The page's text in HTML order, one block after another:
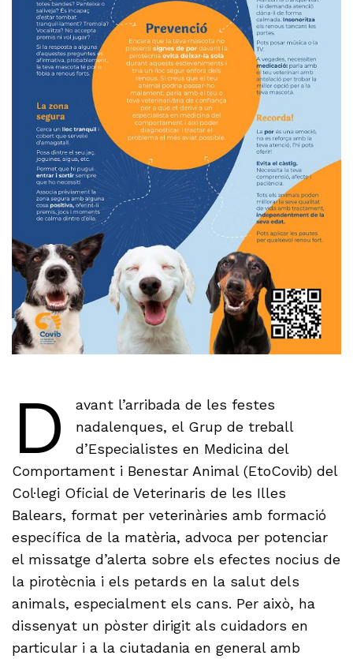
D
avant l’arribada de les festes
nadalenques, el Grup de treball
d’Especialistes en Medicina del
Comportament i Benestar Animal (EtoCovib) del
Col·legi Oficial de Veterinaris de les Illes
Balears, format per veterinàries amb formació
específica de la matèria, advoca per potenciar
el missatge d’alerta sobre els efectes nocius de
la pirotècnia i els petards en la salut dels
animals, especialment els cans. Per això, ha
dissenyat un pòster dirigit als cuidadors en
particular i a la ciutadania en general amb